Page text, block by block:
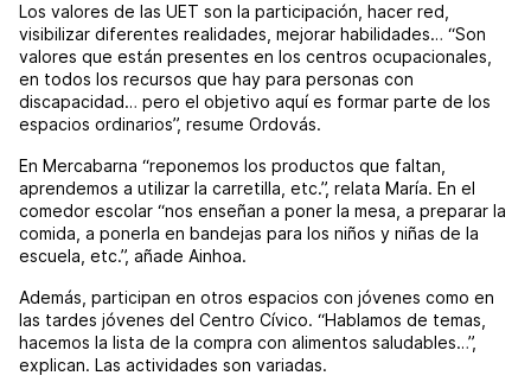
Los valores de las UET son la participación, hacer red,
visibilizar diferentes realidades, mejorar habilidades… “Son
valores que están presentes en los centros ocupacionales,
en todos los recursos que hay para personas con
discapacidad… pero el objetivo aquí es formar parte de los
espacios ordinarios”, resume Ordovás.
En Mercabarna “reponemos los productos que faltan,
aprendemos a utilizar la carretilla, etc.”, relata María. En el
comedor escolar “nos enseñan a poner la mesa, a preparar la
comida, a ponerla en bandejas para los niños y niñas de la
escuela, etc.”, añade Ainhoa.
Además, participan en otros espacios con jóvenes como en
las tardes jóvenes del Centro Cívico. “Hablamos de temas,
hacemos la lista de la compra con alimentos saludables…”,
explican. Las actividades son variadas.